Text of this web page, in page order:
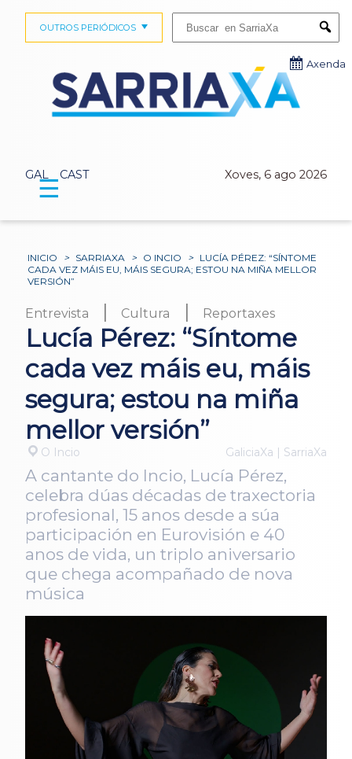
GAL CAST Xoves, 6 ago 2026
OUTROS PERIÓDICOS
Axenda
☰
INICIO > SARRIAXA > O INCIO > LUCÍA PÉREZ: “SÍNTOME
CADA VEZ MÁIS EU, MÁIS SEGURA; ESTOU NA MIÑA MELLOR
VERSIÓN”
Entrevista | Cultura | Reportaxes
Lucía Pérez: “Síntome
cada vez máis eu, máis
segura; estou na miña
mellor versión”
O Incio GaliciaXa | SarriaXa
A cantante do Incio, Lucía Pérez,
celebra dúas décadas de traxectoria
profesional, 15 anos desde a súa
participación en Eurovisión e 40
anos de vida, un triplo aniversario
que chega acompañado de nova
música